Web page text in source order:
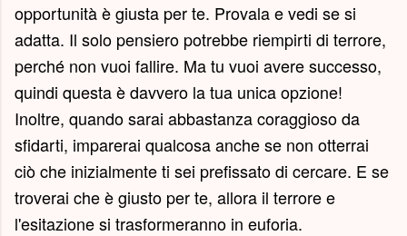
opportunità è giusta per te. Provala e vedi se si
adatta. Il solo pensiero potrebbe riempirti di terrore,
perché non vuoi fallire. Ma tu vuoi avere successo,
quindi questa è davvero la tua unica opzione!
Inoltre, quando sarai abbastanza coraggioso da
sfidarti, imparerai qualcosa anche se non otterrai
ciò che inizialmente ti sei prefissato di cercare. E se
troverai che è giusto per te, allora il terrore e
l'esitazione si trasformeranno in euforia.